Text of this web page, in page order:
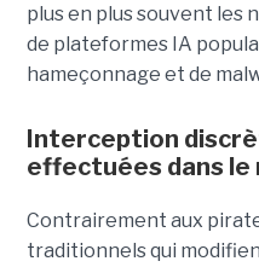
plus en plus souvent les
de plateformes IA
hameçonnage et de
Interception
effectuées dans
Contrairement aux
traditionnels qui